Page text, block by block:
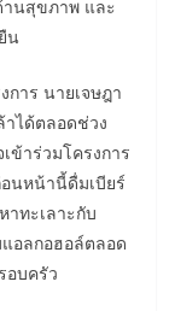
านสุขภาพ และ
น
การ นายเจษฎา
ได้ตลอดช่วง
ข้าร่วมโครงการ
นหน้านี้ดื่มเบียร์
ทะเลาะกับ
อลกอฮอล์ตลอด
อบครัว